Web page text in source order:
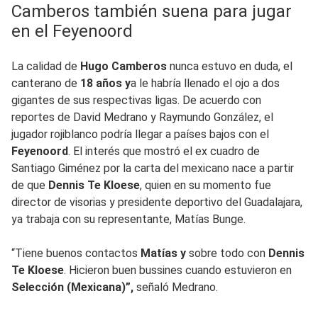
Camberos también suena para jugar
en el Feyenoord
La calidad de Hugo Camberos nunca estuvo en duda, el
canterano de 18 años ya le habría llenado el ojo a dos
gigantes de sus respectivas ligas. De acuerdo con
reportes de David Medrano y Raymundo González, el
jugador rojiblanco podría llegar a países bajos con el
Feyenoord. El interés que mostró el ex cuadro de
Santiago Giménez por la carta del mexicano nace a partir
de que Dennis Te Kloese, quien en su momento fue
director de visorias y presidente deportivo del Guadalajara,
ya trabaja con su representante, Matías Bunge.
“Tiene buenos contactos Matías y sobre todo con Dennis
Te Kloese. Hicieron buen bussines cuando estuvieron en
Selección (Mexicana)”, señaló Medrano.